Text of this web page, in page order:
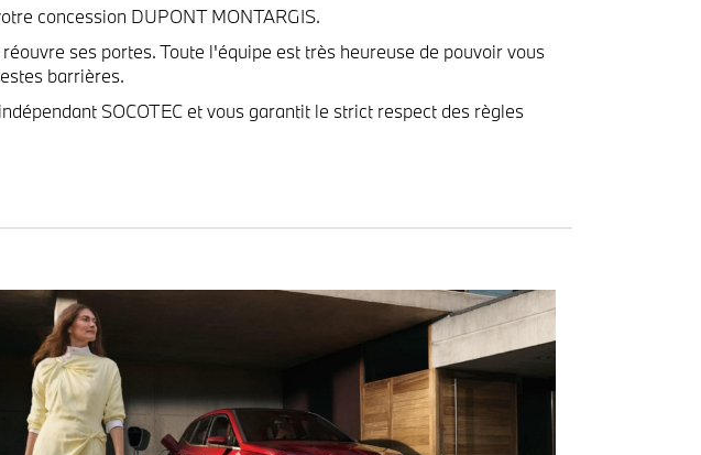
concession DUPONT MONTARGIS.
ses portes. Toute l'équipe est très heureuse de pouvoir vous
barrières.
SOCOTEC et vous garantit le strict respect des règles